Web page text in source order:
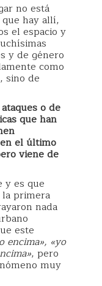
no está
hay allí,
el espacio y
y de género
como
sino de
o de
que han
el último
viene de
y es que
primera
nada
este
encima», «yo
, pero
muy